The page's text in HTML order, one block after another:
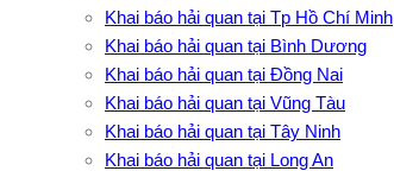
Khai báo hải quan tại Tp Hồ Chí Minh
Khai báo hải quan tại Bình Dương
Khai báo hải quan tại Đồng Nai
Khai báo hải quan tại Vũng Tàu
Khai báo hải quan tại Tây Ninh
Khai báo hải quan tại Long An